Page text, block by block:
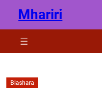
content
Mhariri
Biashara